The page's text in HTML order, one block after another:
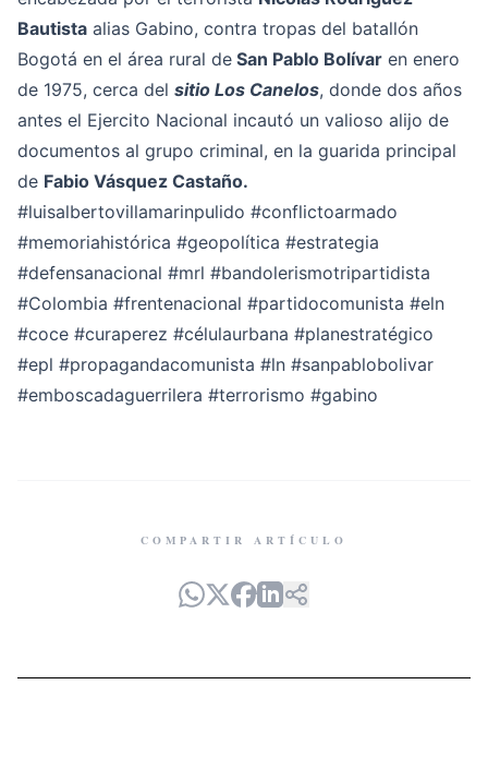
Bautista alias Gabino, contra tropas del batallón
Bogotá en el área rural de San Pablo Bolívar en enero
de 1975, cerca del sitio Los Canelos, donde dos años
antes el Ejercito Nacional incautó un valioso alijo de
documentos al grupo criminal, en la guarida principal
de Fabio Vásquez Castaño.
#luisalbertovillamarinpulido #conflictoarmado
#memoriahistórica #geopolítica #estrategia
#defensanacional #mrl #bandolerismotripartidista
#Colombia #frentenacional #partidocomunista #eln
#coce #curaperez #célulaurbana #planestratégico
#epl #propagandacomunista #ln #sanpablobolivar
#emboscadaguerrilera #terrorismo #gabino
COMPARTIR ARTÍCULO